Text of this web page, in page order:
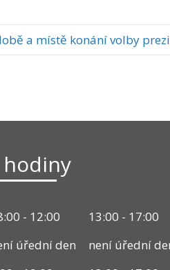
a místě konání volby
- 12:00
13:00 - 17:00
úřední den
není úřední